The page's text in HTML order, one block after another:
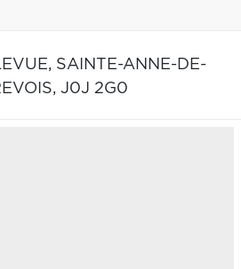
SAINTE-ANNE-DE-
J0J 2G0